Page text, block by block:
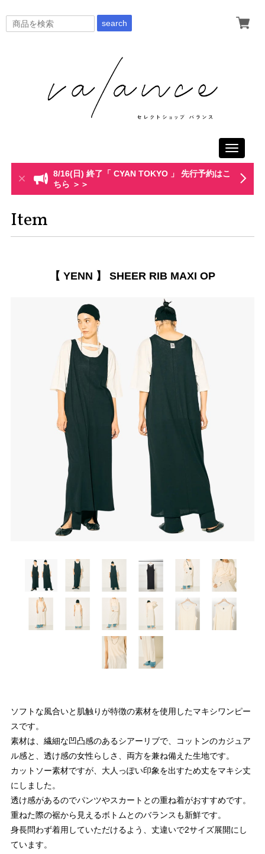
search
Toggle
8/16(日) 終了「 CYAN TOKYO 」 先行予約はこ
ちら ＞＞
Item
【 YENN 】 SHEER RIB MAXI OP
ソフトな風合いと肌触りが特徴の素材を使用したマキシワンピー
スです。
素材は、繊細な凹凸感のあるシアーリブで、コットンのカジュア
ル感と、透け感の女性らしさ、両方を兼ね備えた生地です。
カットソー素材ですが、大人っぽい印象を出すため丈をマキシ丈
にしました。
透け感があるのでパンツやスカートとの重ね着がおすすめです。
重ねた際の裾から見えるボトムとのバランスも新鮮です。
身長問わず着用していただけるよう、丈違いで2サイズ展開にし
ています。